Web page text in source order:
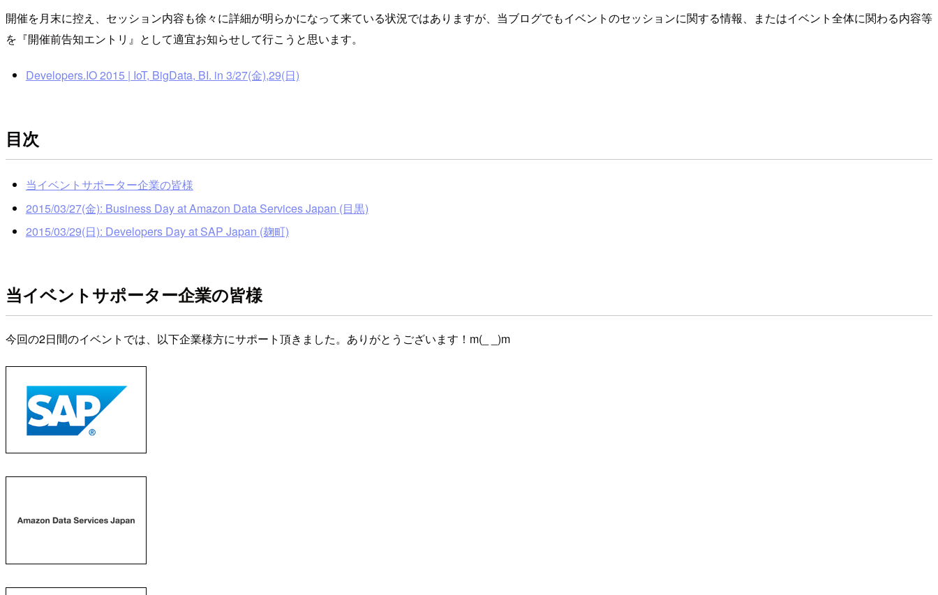
開催を月末に控え、セッション内容も徐々に詳細が明らかになって来ている状況ではありますが、当ブログでもイベントのセッションに関する情報、またはイベント全体に関わる内容等
を『開催前告知エントリ』として適宜お知らせして行こうと思います。
Developers.IO 2015 | IoT, BigData, BI. in 3/27(金),29(日)
目次
当イベントサポーター企業の皆様
2015/03/27(金): Business Day at Amazon Data Services Japan (目黒)
2015/03/29(日): Developers Day at SAP Japan (麹町)
当イベントサポーター企業の皆様
今回の2日間のイベントでは、以下企業様方にサポート頂きました。ありがとうございます！m(_ _)m